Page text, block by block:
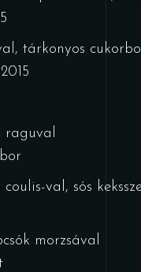
tárkonyos
raguval
val, sós
morzsával